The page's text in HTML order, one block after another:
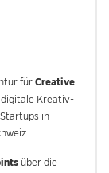
für Creative
digitale Kreativ-
in
über die